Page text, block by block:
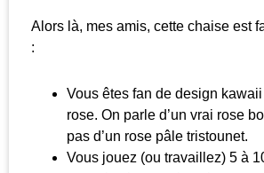
Alors là, mes amis, cette chaise est
:
Vous êtes fan de design
rose. On parle d’un vrai rose
pas d’un rose pâle tristounet.
Vous jouez (ou travaillez) 5 à